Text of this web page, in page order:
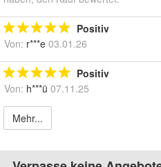
Positiv
Von: r***e 03.01.26
Positiv
Von: h***ü 07.11.25
Mehr...